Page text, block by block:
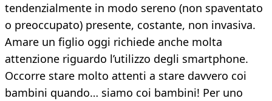
tendenzialmente in modo sereno (non spaventato
o preoccupato) presente, costante, non invasiva.
Amare un figlio oggi richiede anche molta
attenzione riguardo l’utilizzo degli smartphone.
Occorre stare molto attenti a stare davvero coi
bambini quando… siamo coi bambini! Per uno